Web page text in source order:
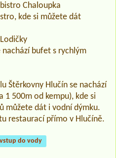
Chaloupka
kde si můžete dát
nachází bufet s rychlým
Štěrkovny Hlučín se nachází
1 500m od kempu), kde si
můžete dát i vodní dýmku.
restaurací přímo v Hlučíně.
do vody